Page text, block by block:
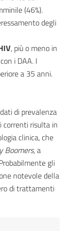
(46%).
degli
, più o meno in
i DAA. I
a 35 anni.
di prevalenza
correnti risulta in
clinica, che
Boomers, a
gli
notevole della
di trattamenti